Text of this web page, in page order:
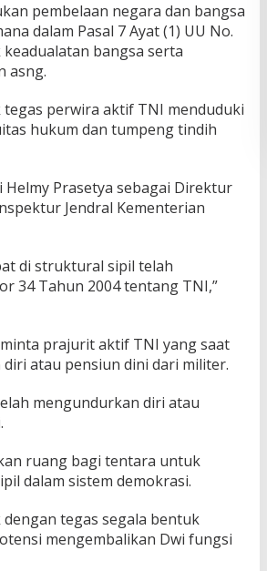
pembelaan negara dan bangsa
dalam Pasal 7 Ayat (1) UU No.
bangsa serta
asng.
tegas perwira aktif TNI menduduki
hukum dan tumpeng tindih
Prasetya sebagai Direktur
Jendral Kementerian
di struktural sipil telah
34 Tahun 2004 tentang TNI,”
prajurit aktif TNI yang saat
atau pensiun dini dari militer.
mengundurkan diri atau
ruang bagi tentara untuk
dalam sistem demokrasi.
tegas segala bentuk
mengembalikan Dwi fungsi